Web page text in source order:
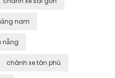
nam
nẵng
chành xe tân phú